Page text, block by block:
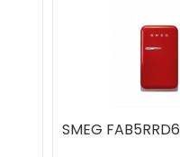
SMEG FAB5RRD6